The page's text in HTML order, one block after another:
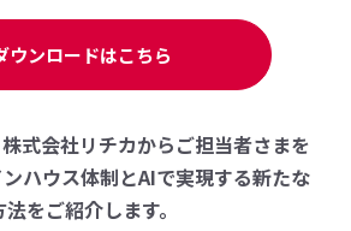
ウンロードはこちら
株式会社リチカからご担当者さまを
ハウス体制とAIで実現する新たな
をご紹介します。